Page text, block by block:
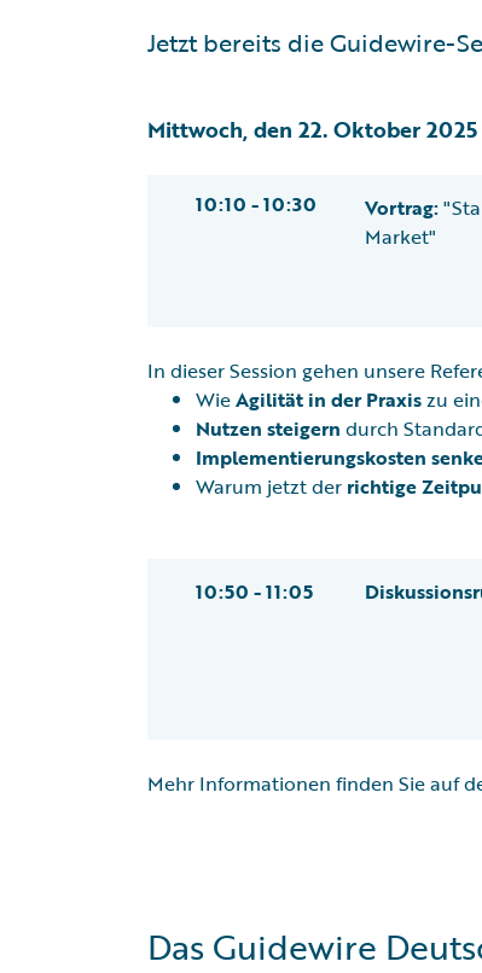
Jetzt bereits die Guidewire-
Mittwoch, den 22. Oktober 2025
10:10 - 10:30 Vortrag:"
Market"
In dieser Session gehen unsere
WieAgilität in der Praxiszu
Nutzen steigern durch
Implementierungskosten
Warum jetzt der richtige
10:50 - 11:05
Mehr Informationen finden Sie auf
Das Guidewire